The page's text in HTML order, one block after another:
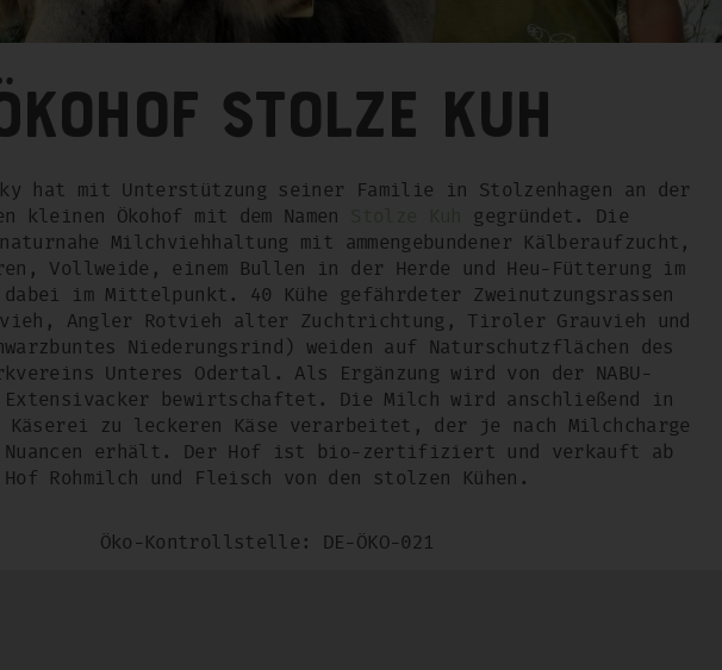
Stolze Kuh
hat mit Unterstützung seiner Familie in Stolzenhagen an der
kleinen Ökohof mit dem Namen
gegründet. Die
naturnahe Milchviehhaltung mit ammengebundener Kälberaufzucht,
Vollweide, einem Bullen in der Herde und Heu-Fütterung im
im Mittelpunkt. 40 Kühe gefährdeter Zweinutzungsrassen
Angler Rotvieh alter Zuchtrichtung, Tiroler Grauvieh und
Niederungsrind) weiden auf Naturschutzflächen des
Unteres Odertal. Als Ergänzung wird von der NABU-
bewirtschaftet. Die Milch wird anschließend in
Käserei zu leckeren Käse verarbeitet, der je nach Milchcharge
erhält. Der Hof ist bio-zertifiziert und verkauft ab
Hof Rohmilch und Fleisch von den stolzen Kühen.
Öko-Kontrollstelle: DE-ÖKO-021